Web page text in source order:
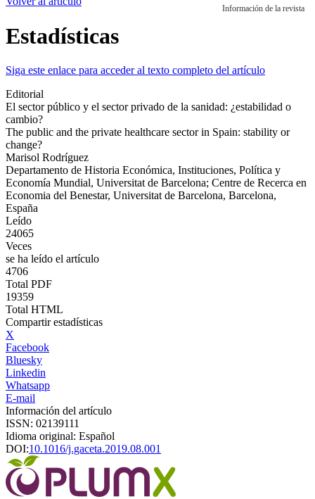
Información de la revista
Estadísticas
Siga este enlace para acceder al texto completo del artículo
Editorial
El sector público y el sector privado de la sanidad: ¿estabilidad o
cambio?
The public and the private healthcare sector in Spain: stability or
change?
Marisol Rodríguez
Departamento de Historia Económica, Instituciones, Política y
Economía Mundial, Universitat de Barcelona; Centre de Recerca en
Economia del Benestar, Universitat de Barcelona, Barcelona,
España
Leído
24065
Veces
se ha leído el artículo
4706
Total PDF
19359
Total HTML
Compartir estadísticas
X
Facebook
Bluesky
Linkedin
Whatsapp
E-mail
Información del artículo
ISSN: 02139111
Idioma original: Español
DOI:10.1016/j.gaceta.2019.08.001